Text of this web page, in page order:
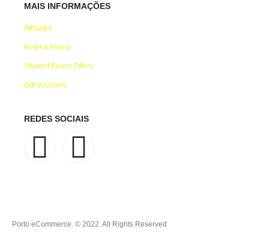
MAIS INFORMAÇÕES
Affiliates
Refer a Friend
Student Beans Offers
Gift Vouchers
REDES SOCIAIS
Porto eCommerce. © 2022. All Rights Reserved